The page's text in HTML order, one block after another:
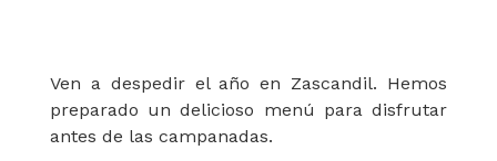
Ven a despedir el año en Zascandil. Hemos
preparado un delicioso menú para disfrutar
antes de las campanadas.